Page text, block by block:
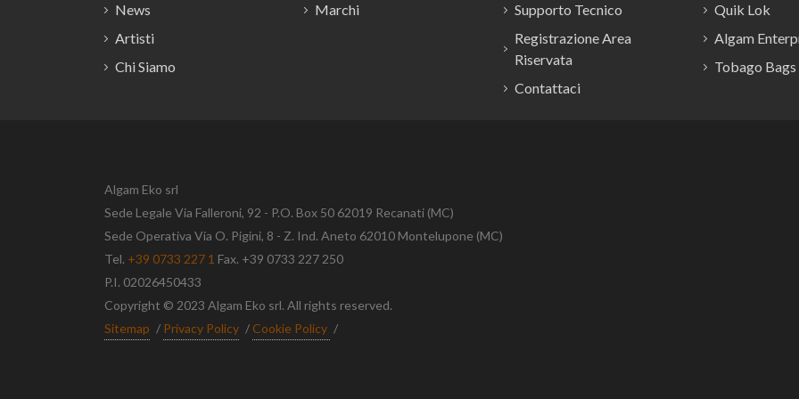
News
Artisti
Chi Siamo
Marchi
Supporto Tecnico
Registrazione Area
Riservata
Contattaci
Quik Lok
Algam
Tobago Bags
Algam Eko srl
Sede Legale Via Falleroni, 92 - P.O. Box 50 62019 Recanati (MC)
Sede Operativa Via O. Pigini, 8 - Z. Ind. Aneto 62010 Montelupone (MC)
Tel. +39 0733 227 1 Fax. +39 0733 227 250
P.I. 02026450433
Copyright © 2023 Algam Eko srl. All rights reserved.
Sitemap / Privacy Policy / Cookie Policy /